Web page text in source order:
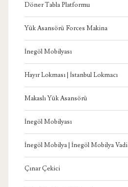
Döner Tabla Platformu
Yük Asansörü Forces Makina
İnegöl Mobilyası
Hayır Lokması | İstanbul Lokmacı
Makaslı Yük Asansörü
İnegöl Mobilyası
İnegöl Mobilya | İnegöl Mobilya Vadi
Çınar Çekici